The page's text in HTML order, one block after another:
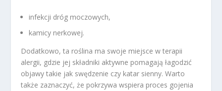
infekcji dróg moczowych,
kamicy nerkowej.
Dodatkowo, ta roślina ma swoje miejsce w terapii
alergii, gdzie jej składniki aktywne pomagają łagodzić
objawy takie jak swędzenie czy katar sienny. Warto
także zaznaczyć, że pokrzywa wspiera proces gojenia